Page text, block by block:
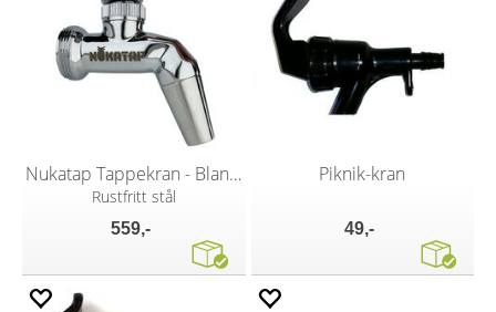
Nukatap Tappekran - Blankpolert
Rustfritt stål
559,-
Piknik-kran
49,-